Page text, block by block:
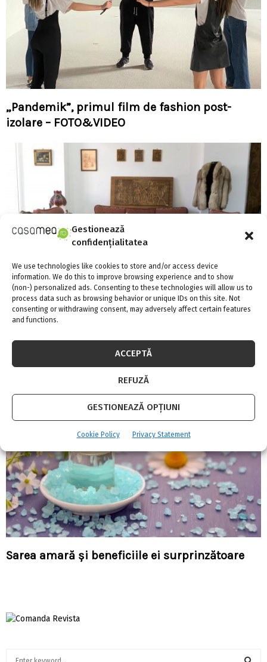
Gestionează
confidențialitatea
We use technologies like cookies to store and/or access device
information. We do this to improve browsing experience and to show
(non-) personalized ads. Consenting to these technologies will allow us to
process data such as browsing behavior or unique IDs on this site. Not
consenting or withdrawing consent, may adversely affect certain features
and functions.
ACCEPTĂ
REFUZĂ
GESTIONEAZĂ OPȚIUNI
Cookie Policy Privacy Statement
„Pandemik”, primul film de fashion post-
izolare – FOTO&VIDEO
dedicat iubitorilor de Vintage and Flea Market
Sarea amară și beneficiile ei surprinzătoare